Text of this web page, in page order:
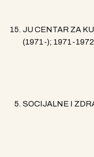
JU CENTAR ZA
(1971-); 1971-
SOCIJALNE I